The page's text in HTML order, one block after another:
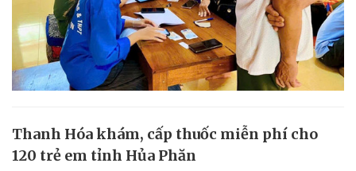
Thanh Hóa khám, cấp thuốc miễn phí cho
120 trẻ em tỉnh Hủa Phăn